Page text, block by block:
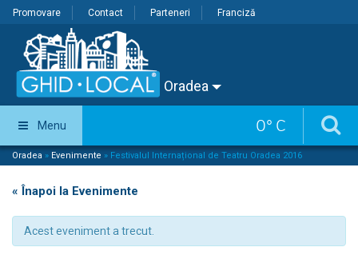
Promovare Contact Parteneri Franciză
Oradea
0° C
Menu
Oradea » Evenimente » Festivalul Internațional de Teatru Oradea 2016
« Înapoi la Evenimente
Acest eveniment a trecut.